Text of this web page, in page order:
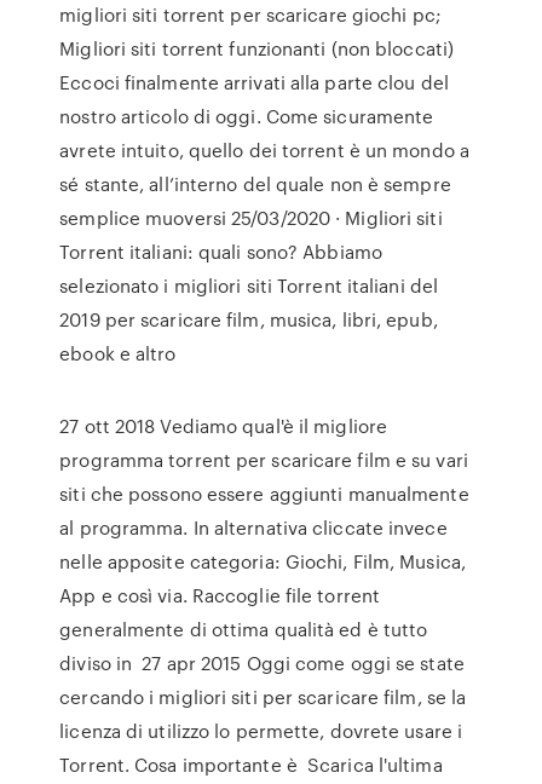
migliori siti torrent per scaricare giochi pc;
Migliori siti torrent funzionanti (non bloccati)
Eccoci finalmente arrivati alla parte clou del
nostro articolo di oggi. Come sicuramente
avrete intuito, quello dei torrent è un mondo a
sé stante, all’interno del quale non è sempre
semplice muoversi 25/03/2020 · Migliori siti
Torrent italiani: quali sono? Abbiamo
selezionato i migliori siti Torrent italiani del
2019 per scaricare film, musica, libri, epub,
ebook e altro
27 ott 2018 Vediamo qual'è il migliore
programma torrent per scaricare film e su vari
siti che possono essere aggiunti manualmente
al programma. In alternativa cliccate invece
nelle apposite categoria: Giochi, Film, Musica,
App e così via. Raccoglie file torrent
generalmente di ottima qualità ed è tutto
diviso in 27 apr 2015 Oggi come oggi se state
cercando i migliori siti per scaricare film, se la
licenza di utilizzo lo permette, dovrete usare i
Torrent. Cosa importante è Scarica l'ultima